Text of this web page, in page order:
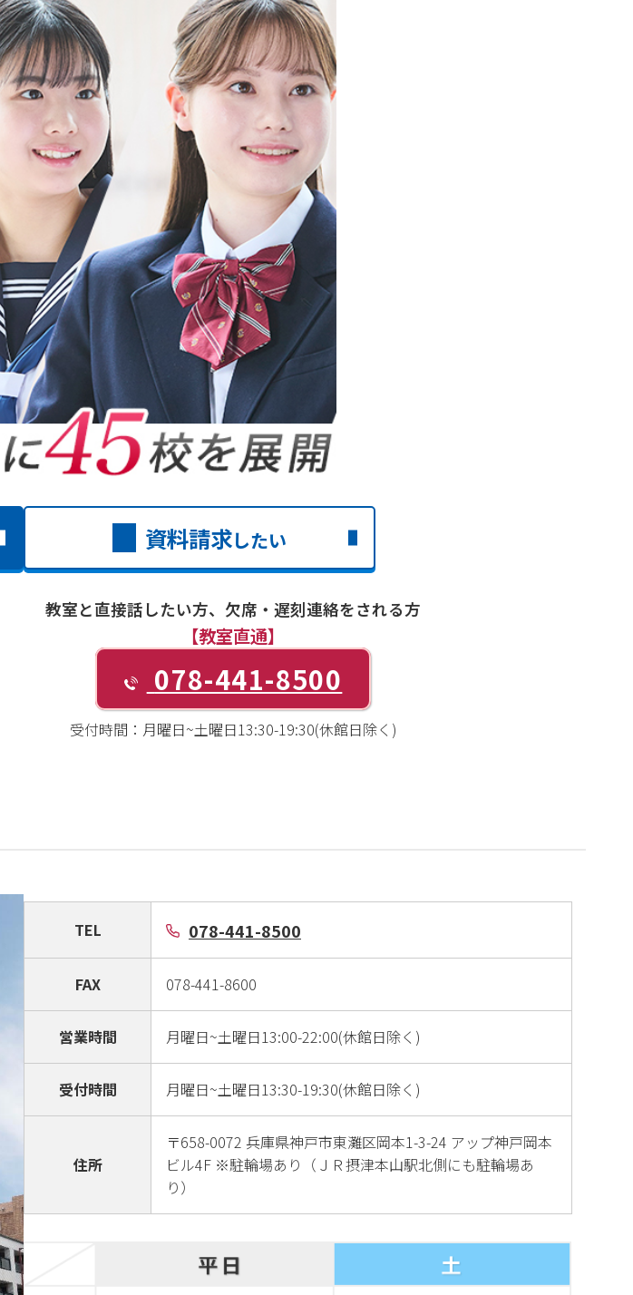
資料請求したい
教室と直接話したい方、欠席・遅刻連絡をされる方
【教室直通】
078-441-8500
受付時間： 月曜日~土曜日13:30-19:30(休館日除く)
TEL 078-441-8500
FAX 078-441-8600
営業時間 月曜日~土曜日13:00-22:00(休館日除く)
受付時間 月曜日~土曜日13:30-19:30(休館日除く)
住所
〒658-0072 兵庫県神戸市東灘区岡本1-3-24 アップ神戸岡本
ビル4F ※駐輪場あり（ＪＲ摂津本山駅北側にも駐輪場あ
り）